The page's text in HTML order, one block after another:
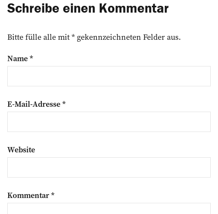
Schreibe einen Kommentar
Bitte fülle alle mit * gekennzeichneten Felder aus.
Name*
E-Mail-Adresse*
Website
Kommentar*